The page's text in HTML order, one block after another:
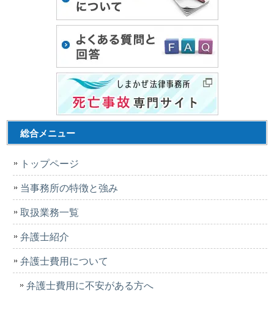
総合メニュー
トップページ
当事務所の特徴と強み
取扱業務一覧
弁護士紹介
弁護士費用について
弁護士費用に不安がある方へ